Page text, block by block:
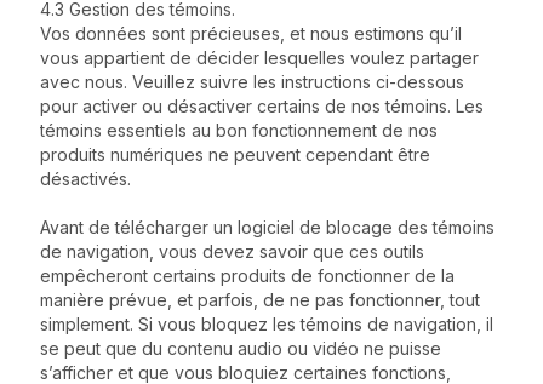
4.3 Gestion des témoins.
Vos données sont précieuses, et nous estimons qu’il
vous appartient de décider lesquelles voulez partager
avec nous. Veuillez suivre les instructions ci-dessous
pour activer ou désactiver certains de nos témoins. Les
témoins essentiels au bon fonctionnement de nos
produits numériques ne peuvent cependant être
désactivés.
Avant de télécharger un logiciel de blocage des témoins
de navigation, vous devez savoir que ces outils
empêcheront certains produits de fonctionner de la
manière prévue, et parfois, de ne pas fonctionner, tout
simplement. Si vous bloquez les témoins de navigation, il
se peut que du contenu audio ou vidéo ne puisse
s’afficher et que vous bloquiez certaines fonctions,